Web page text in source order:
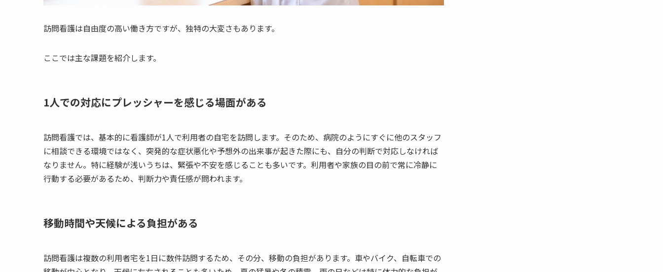
訪問看護は自由度の高い働き方ですが、独特の大変さもあります。
ここでは主な課題を紹介します。
1人での対応にプレッシャーを感じる場面がある
訪問看護では、基本的に看護師が1人で利用者の自宅を訪問します。そのため、病院のようにすぐに他のスタッフ
に相談できる環境ではなく、突発的な症状悪化や予想外の出来事が起きた際にも、自分の判断で対応しなければ
なりません。特に経験が浅いうちは、緊張や不安を感じることも多いです。利用者や家族の目の前で常に冷静に
行動する必要があるため、判断力や責任感が問われます。
移動時間や天候による負担がある
訪問看護は複数の利用者宅を1日に数件訪問するため、その分、移動の負担があります。車やバイク、自転車での